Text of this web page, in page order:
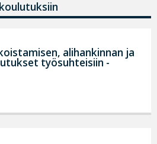
alihankinnan ja
työsuhteisiin -